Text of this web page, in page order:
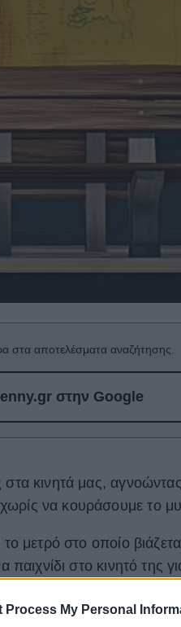
Process My Personal
στα αποτελέσματα αναζήτησης.
στην Google
κινητά μας,
να κουράσουμε το
μετρό στο οποίο
παιχνίδι στο κινητό της
Ένας χαμένος κύβος
του.